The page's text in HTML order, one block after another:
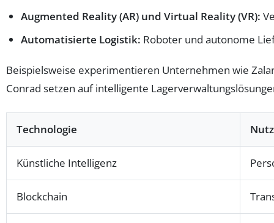
Augmented Reality (AR) und Virtual Reality (VR):
Automatisierte Logistik: Roboter und autonome
Beispielsweise experimentieren Unternehmen wie
Conrad setzen auf intelligente
Technologie
Künstliche Intelligenz
Blockchain